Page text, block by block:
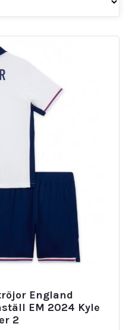
England
EM 2024 Kyle
2